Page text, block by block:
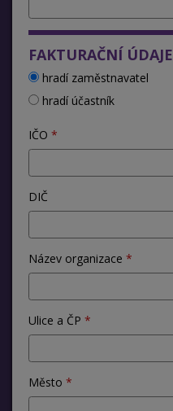
FAKTURAČNÍ ÚDAJE
hradí zaměstnavatel
hradí účastník
IČO
DIČ
Název organizace
Ulice a ČP
Město